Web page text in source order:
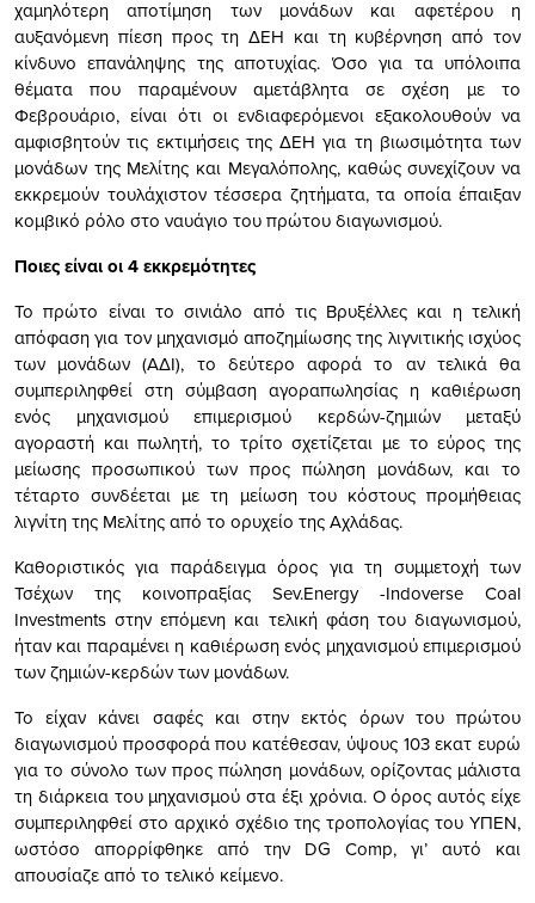
χαμηλότερη αποτίμηση των μονάδων και αφετέρου η
αυξανόμενη πίεση προς τη ΔΕΗ και τη κυβέρνηση από τον
κίνδυνο επανάληψης της αποτυχίας. Όσο για τα υπόλοιπα
θέματα που παραμένουν αμετάβλητα σε σχέση με το
Φεβρουάριο, είναι ότι οι ενδιαφερόμενοι εξακολουθούν να
αμφισβητούν τις εκτιμήσεις της ΔΕΗ για τη βιωσιμότητα των
μονάδων της Μελίτης και Μεγαλόπολης, καθώς συνεχίζουν να
εκκρεμούν τουλάχιστον τέσσερα ζητήματα, τα οποία έπαιξαν
κομβικό ρόλο στο ναυάγιο του πρώτου διαγωνισμού.
Ποιες είναι οι 4 εκκρεμότητες
Το πρώτο είναι το σινιάλο από τις Βρυξέλλες και η τελική
απόφαση για τον μηχανισμό αποζημίωσης της λιγνιτικής ισχύος
των μονάδων (ΑΔΙ), το δεύτερο αφορά το αν τελικά θα
συμπεριληφθεί στη σύμβαση αγοραπωλησίας η καθιέρωση
ενός μηχανισμού επιμερισμού κερδών-ζημιών μεταξύ
αγοραστή και πωλητή, το τρίτο σχετίζεται με το εύρος της
μείωσης προσωπικού των προς πώληση μονάδων, και το
τέταρτο συνδέεται με τη μείωση του κόστους προμήθειας
λιγνίτη της Μελίτης από το ορυχείο της Αχλάδας.
Καθοριστικός για παράδειγμα όρος για τη συμμετοχή των
Τσέχων της κοινοπραξίας Sev.Energy -Indoverse Coal
Investments στην επόμενη και τελική φάση του διαγωνισμού,
ήταν και παραμένει η καθιέρωση ενός μηχανισμού επιμερισμού
των ζημιών-κερδών των μονάδων.
Το είχαν κάνει σαφές και στην εκτός όρων του πρώτου
διαγωνισμού προσφορά που κατέθεσαν, ύψους 103 εκατ ευρώ
για το σύνολο των προς πώληση μονάδων, ορίζοντας μάλιστα
τη διάρκεια του μηχανισμού στα έξι χρόνια. Ο όρος αυτός είχε
συμπεριληφθεί στο αρχικό σχέδιο της τροπολογίας του ΥΠΕΝ,
ωστόσο απορρίφθηκε από την DG Comp, γι’ αυτό και
απουσίαζε από το τελικό κείμενο.